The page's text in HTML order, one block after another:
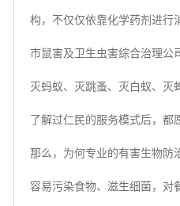
构，不仅仅依靠化学药剂进行
市鼠害及卫生虫害综合治理公
灭蚂蚁、灭跳蚤、灭白蚁、灭
了解过仁民的服务模式后，都
那么，为何专业的有害生物防
容易污染食物、滋生细菌，对